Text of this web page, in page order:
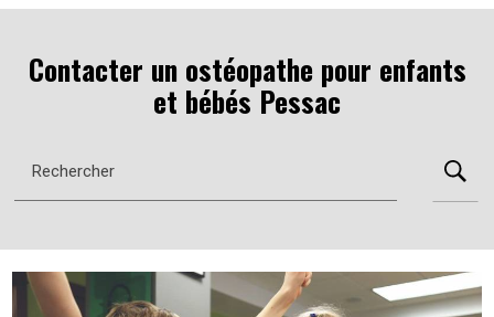
Contacter un ostéopathe pour enfants
et bébés Pessac
Rechercher